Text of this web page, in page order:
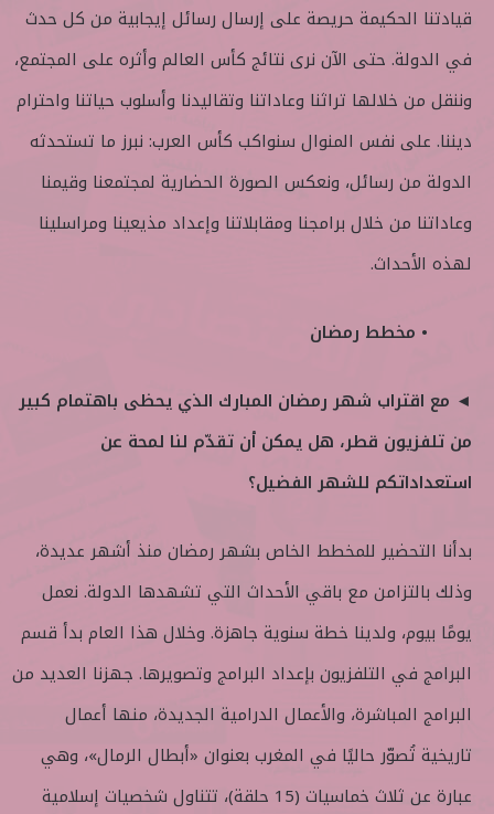
قيادتنا الحكيمة حريصة على إرسال رسائل إيجابية من كل حدث
في الدولة. حتى الآن نرى نتائج كأس العالم وأثره على المجتمع،
وننقل من خلالها تراثنا وعاداتنا وتقاليدنا وأسلوب حياتنا واحترام
ديننا. على نفس المنوال سنواكب كأس العرب: نبرز ما تستحدثه
الدولة من رسائل، ونعكس الصورة الحضارية لمجتمعنا وقيمنا
وعاداتنا من خلال برامجنا ومقابلاتنا وإعداد مذيعينا ومراسلينا
لهذه الأحداث.
• مخطط رمضان
◄ مع اقتراب شهر رمضان المبارك الذي يحظى باهتمام كبير
من تلفزيون قطر، هل يمكن أن تقدّم لنا لمحة عن
استعداداتكم للشهر الفضيل؟
بدأنا التحضير للمخطط الخاص بشهر رمضان منذ أشهر عديدة،
وذلك بالتزامن مع باقي الأحداث التي تشهدها الدولة. نعمل
يومًا بيوم، ولدينا خطة سنوية جاهزة. وخلال هذا العام بدأ قسم
البرامج في التلفزيون بإعداد البرامج وتصويرها. جهزنا العديد من
البرامج المباشرة، والأعمال الدرامية الجديدة، منها أعمال
تاريخية تُصوّر حاليًا في المغرب بعنوان «أبطال الرمال»، وهي
عبارة عن ثلاث خماسيات (15 حلقة)، تتناول شخصيات إسلامية